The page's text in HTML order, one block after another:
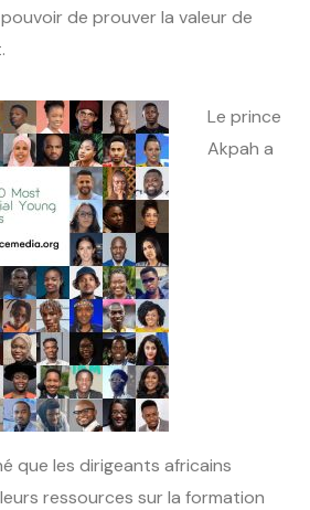
de prouver la valeur de
Le prince
Akpah a
que les dirigeants africains
ressources sur la formation